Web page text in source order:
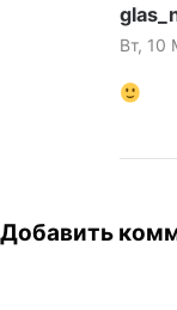
Вт, 10
Добавить